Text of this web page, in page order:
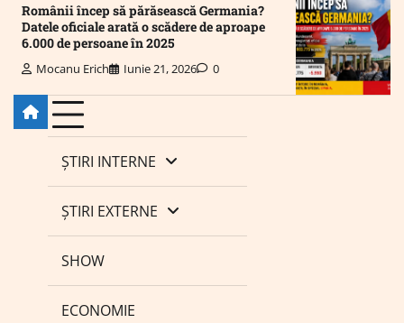
Românii încep să părăsească Germania?
Datele oficiale arată o scădere de aproape
6.000 de persoane în 2025
Mocanu Erich Iunie 21, 2026 0
ȘTIRI INTERNE
ȘTIRI EXTERNE
SHOW
ECONOMIE